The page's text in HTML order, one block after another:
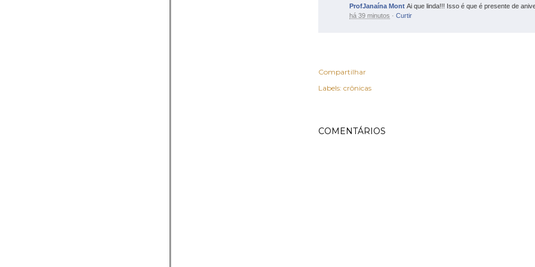
ProfJanaína Mont Ai que linda!!! Isso é que é presente de
há 39 minutos · Curtir
Compartilhar
Labels: crônicas
COMENTÁRIOS